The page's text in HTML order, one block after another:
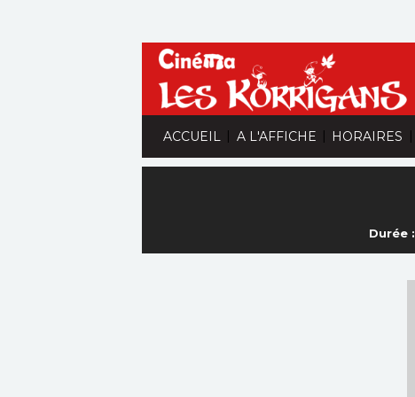
ACCUEIL | A L'AFFICHE | HORAIRES |
Durée :